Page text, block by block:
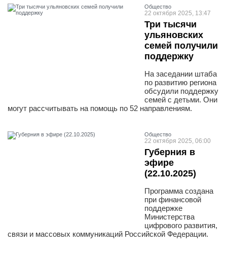
Общество
22 октября 2025, 13:47
Три тысячи
ульяновских
семей получили
поддержку
На заседании штаба
по развитию региона
обсудили поддержку
семей с детьми. Они
могут рассчитывать на помощь по 52 направлениям.
Общество
22 октября 2025, 06:00
Губерния в
эфире
(22.10.2025)
Программа создана
при финансовой
поддержке
Министерства
цифрового развития,
связи и массовых коммуникаций Российской Федерации.